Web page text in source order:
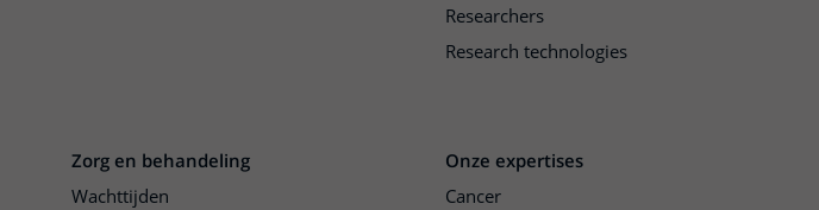
Researchers
Research technologies
Zorg en behandeling
Wachttijden
Onze expertises
Cancer